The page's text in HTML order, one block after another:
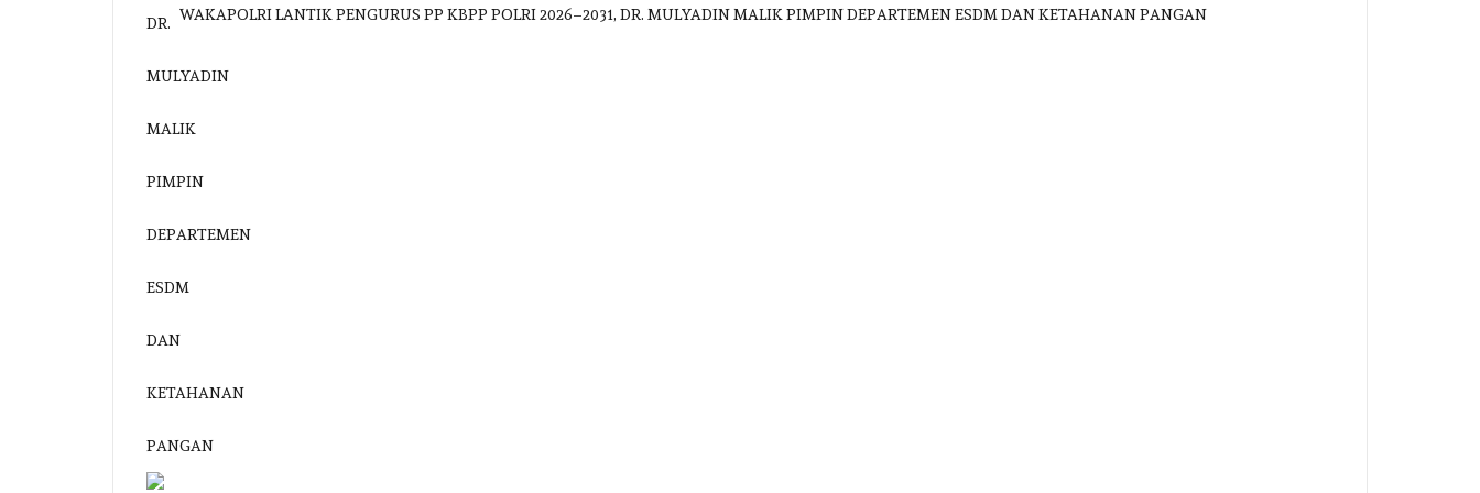
WAKAPOLRI LANTIK PENGURUS PP KBPP POLRI 2026–2031, DR. MULYADIN MALIK PIMPIN DEPARTEMEN ESDM DAN KETAHANAN PANGAN